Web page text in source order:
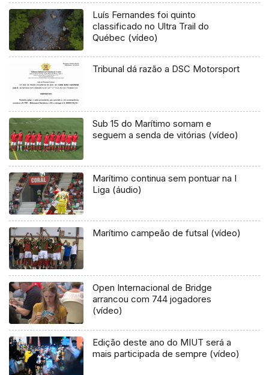
Luís Fernandes foi quinto
classificado no Ultra Trail do
Québec (vídeo)
Tribunal dá razão a DSC Motorsport
Sub 15 do Marítimo somam e
seguem a senda de vitórias (vídeo)
Marítimo continua sem pontuar na I
Liga (áudio)
Marítimo campeão de futsal (vídeo)
Open Internacional de Bridge
arrancou com 744 jogadores
(vídeo)
Edição deste ano do MIUT será a
mais participada de sempre (vídeo)